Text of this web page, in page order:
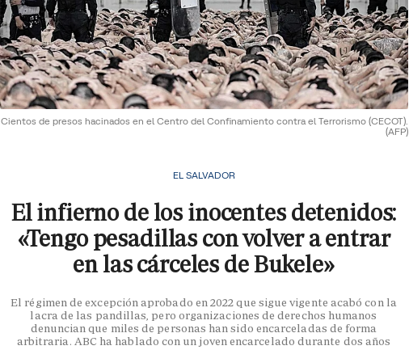
Cientos de presos hacinados en el Centro del Confinamiento contra el Terrorismo (CECOT).
(AFP)
EL SALVADOR
El infierno de los inocentes detenidos:
«Tengo pesadillas con volver a entrar
en las cárceles de Bukele»
El régimen de excepción aprobado en 2022 que sigue vigente acabó con la
lacra de las pandillas, pero organizaciones de derechos humanos
denuncian que miles de personas han sido encarceladas de forma
arbitraria. ABC ha hablado con un joven encarcelado durante dos años